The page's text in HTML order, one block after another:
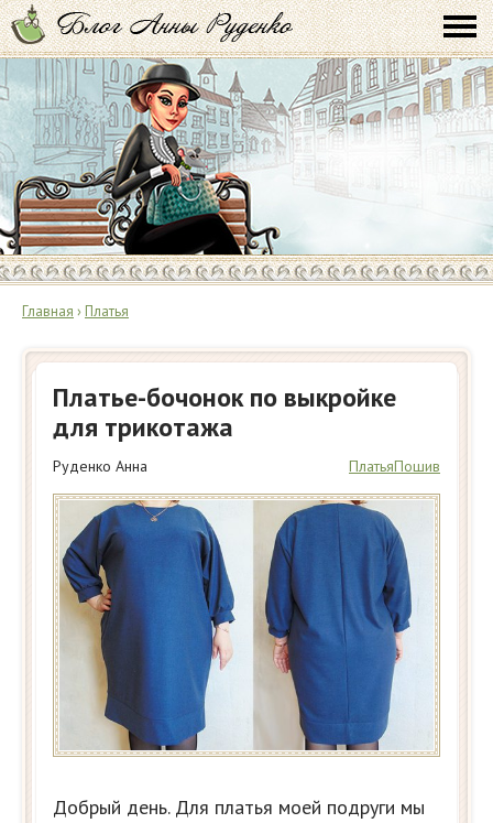
Главная › Платья
Платье-бочонок по выкройке
для трикотажа
Руденко Анна ПлатьяПошив
Добрый день. Для платья моей подруги мы